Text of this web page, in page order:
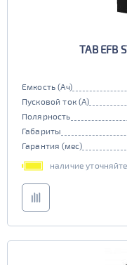
TAB EFB
Емкость (Ач)
Пусковой ток (А)
Полярность
Габариты
Гарантия (мес)
наличие